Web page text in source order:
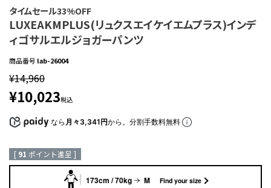
タイムセール33%OFF
LUXEAKMPLUS(リュクスエイケイエムプラス)インデ
ィゴサルエルジョガーパンツ
商品番号 lab-26004
¥14,960
¥10,023税込
なら 月々3,341円から。分割手数料無料
[ 91 ポイント進呈 ]
173cm / 70kg M Find your size